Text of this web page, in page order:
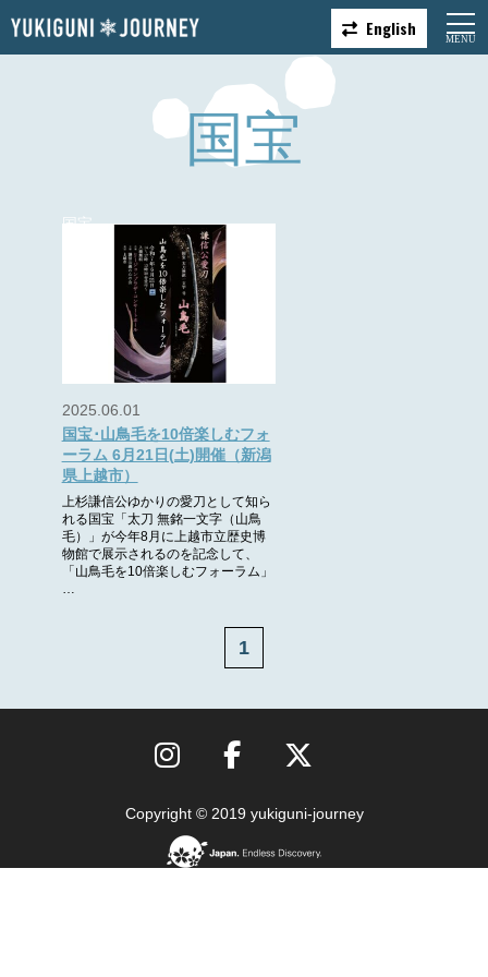
English
国宝
国宝
2025.06.01
国宝･山鳥毛を10倍楽しむフォ
ーラム 6月21日(土)開催（新潟
県上越市）
上杉謙信公ゆかりの愛刀として知ら
れる国宝「太刀 無銘一文字（山鳥
毛）」が今年8月に上越市立歴史博
物館で展示されるのを記念して、
「山鳥毛を10倍楽しむフォーラム」
…
1
Copyright © 2019 yukiguni-journey